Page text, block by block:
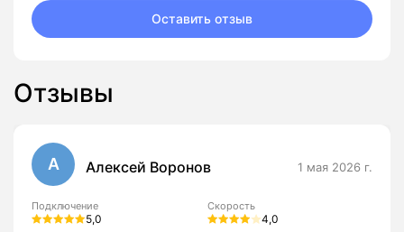
Оставить отзыв
Отзывы
А Алексей Воронов 1 мая 2026 г.
Подключение
5,0
Скорость
4,0